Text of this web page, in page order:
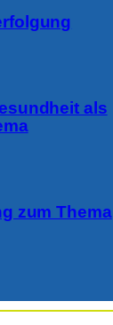
als
zum Thema